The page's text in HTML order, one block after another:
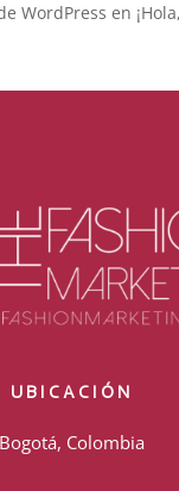
WordPress en
UBICACIÓN
Bogotá, Colombia